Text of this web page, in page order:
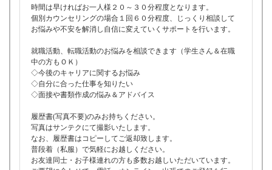
時間は早ければお一人様２０～３０分程度となります。
個別カウンセリングの場合１回６０分程度、じっくり相談して
お悩みや不安を解消し自信に変えていくサポートを行います。
就職活動、転職活動のお悩みを相談できます（学生さん＆在職
中の方もＯＫ）
◇今後のキャリアに関するお悩み
◇自分に合った仕事を知りたい
◇面接や書類作成の悩み＆アドバイス
履歴書(写真不要)のみお持ちください。
写真はサンテクにて撮影いたします。
なお、履歴書はコピーしてご返却致します。
普段着（私服）で気軽にお越しください。
お友達同士・お子様連れの方も多数お越しいただいています。